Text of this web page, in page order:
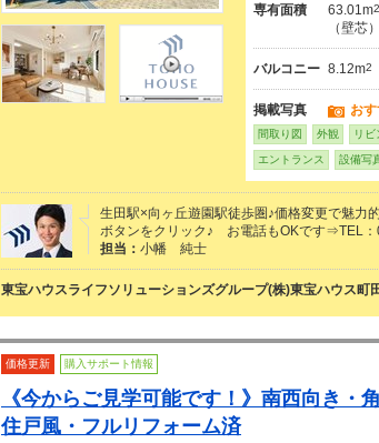
専有面積 63.01m2
（壁芯）
バルコニー 8.12m2
掲載写真 お
間取り図 外観 リ
エントランス 設備写
生田駅×向ヶ丘遊園駅徒歩圏♪価格変更で魅力
ボタンをクリック♪ お電話もOKです⇒TEL：
担当： 小幡 純士
東宝ハウスライフソリューションズグループ(株)東宝ハウス町
価格更新 購入サポート情報
《今からご見学可能です！》南西向き・角
住戸風・フルリフォーム済